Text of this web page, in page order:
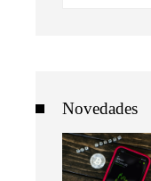
Novedades